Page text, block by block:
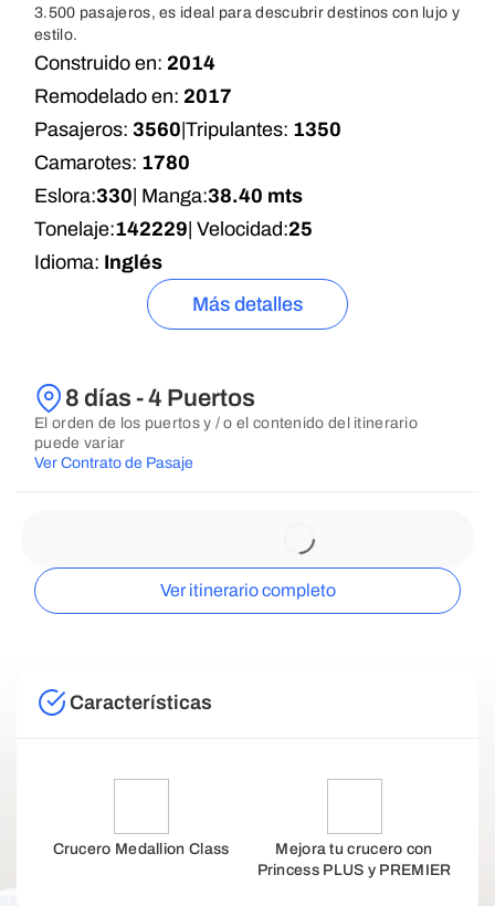
3.500 pasajeros, es ideal para descubrir destinos con lujo y
estilo.
Construido en: 2014
Remodelado en: 2017
Pasajeros: 3560 Tripulantes: 1350
Camarotes: 1780
Eslora:330 | Manga:38.40 mts
Tonelaje:142229 | Velocidad:25
Idioma: Inglés
Más detalles
8 días - 4 Puertos
El orden de los puertos y / o el contenido del itinerario
puede variar
Ver Contrato de Pasaje
Ver itinerario completo
Características
Crucero Medallion Class
Mejora tu crucero con
Princess PLUS y PREMIER